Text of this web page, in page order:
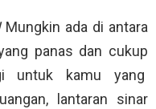
Mungkin ada di antara
panas dan cukup
untuk kamu yang
lantaran sinar